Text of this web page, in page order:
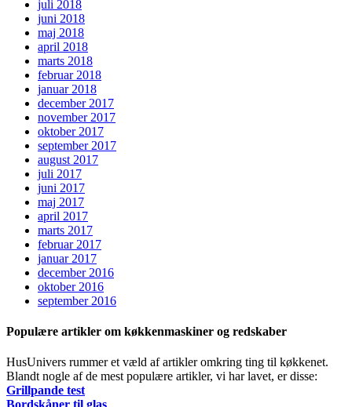
juli 2018
juni 2018
maj 2018
april 2018
marts 2018
februar 2018
januar 2018
december 2017
november 2017
oktober 2017
september 2017
august 2017
juli 2017
juni 2017
maj 2017
april 2017
marts 2017
februar 2017
januar 2017
december 2016
oktober 2016
september 2016
Populære artikler om køkkenmaskiner og redskaber
HusUnivers rummer et væld af artikler omkring ting til køkkenet.
Blandt nogle af de mest populære artikler, vi har lavet, er disse:
Grillpande test
Bordskåner til glas